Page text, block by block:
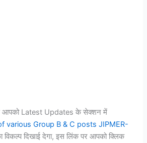
आपको Latest Updates के सेक्शन में
various Group B & C posts JIPMER-
विकल्प दिखाई देगा, इस लिंक पर आपको क्लिक